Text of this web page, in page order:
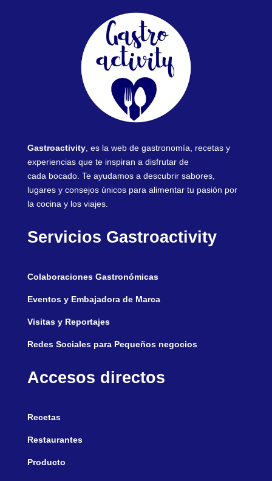
Gastroactivity, es la web de gastronomía, recetas y
experiencias que te inspiran a disfrutar de
cada bocado. Te ayudamos a descubrir sabores,
lugares y consejos únicos para alimentar tu pasión por
la cocina y los viajes.
Servicios Gastroactivity
Colaboraciones Gastronómicas
Eventos y Embajadora de Marca
Visitas y Reportajes
Redes Sociales para Pequeños negocios
Accesos directos
Recetas
Restaurantes
Producto